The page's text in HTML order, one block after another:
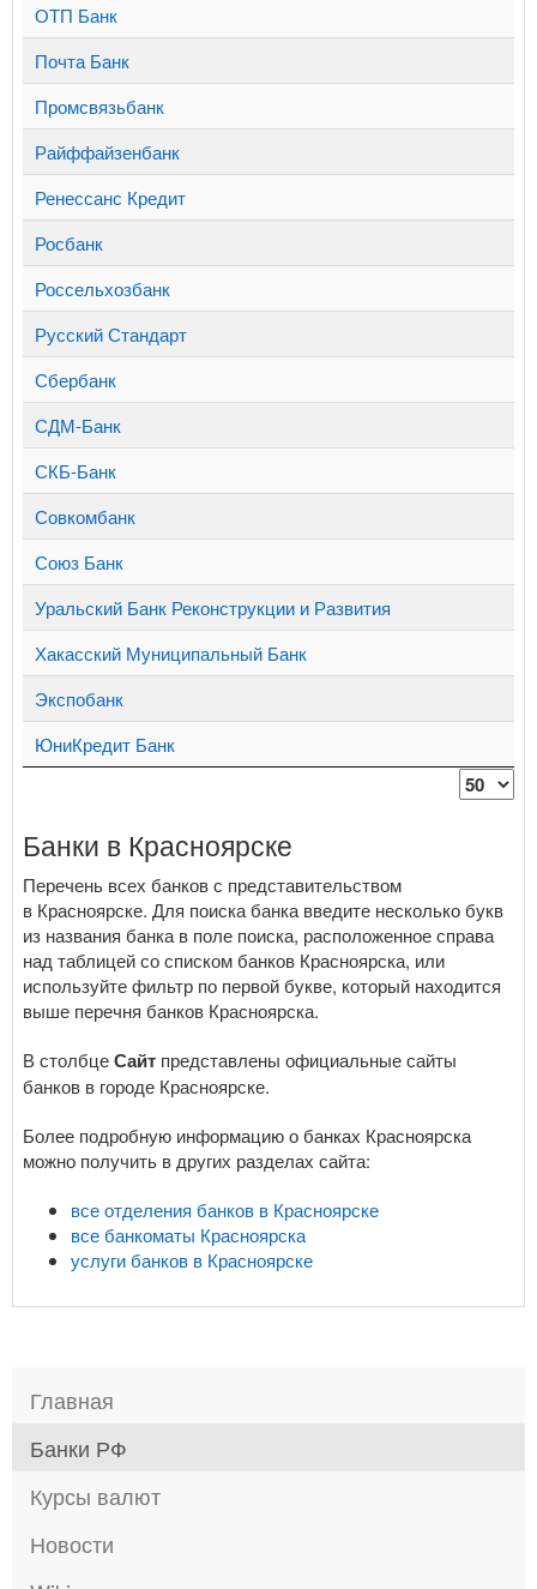
ОТП Банк
Почта Банк
Промсвязьбанк
Райффайзенбанк
Ренессанс Кредит
Росбанк
Россельхозбанк
Русский Стандарт
Сбербанк
СДМ-Банк
СКБ-Банк
Совкомбанк
Союз Банк
Уральский Банк Реконструкции и Развития
Хакасский Муниципальный Банк
Экспобанк
ЮниКредит Банк
Банки в Красноярске
Перечень всех банков с представительством
в Красноярске. Для поиска банка введите несколько букв
из названия банка в поле поиска, расположенное справа
над таблицей со списком банков Красноярска, или
используйте фильтр по первой букве, который находится
выше перечня банков Красноярска.
В столбцеСайт представлены официальные сайты
банков в городе Красноярске.
Более подробную информацию о банках Красноярска
можно получить в других разделах сайта:
все отделения банков в Красноярске
все банкоматы Красноярска
услуги банков в Красноярске
Главная
Банки РФ
Курсы валют
Новости